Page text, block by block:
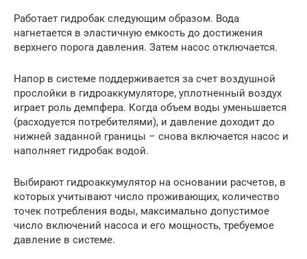
Работает гидробак следующим образом. Вода
нагнетается в эластичную емкость до достижения
верхнего порога давления. Затем насос отключается.
Напор в системе поддерживается за счет воздушной
прослойки в гидроаккумуляторе, уплотненный воздух
играет роль демпфера. Когда объем воды уменьшается
(расходуется потребителями), и давление доходит до
нижней заданной границы – снова включается насос и
наполняет гидробак водой.
Выбирают гидроаккумулятор на основании расчетов, в
которых учитывают число проживающих, количество
точек потребления воды, максимально допустимое
число включений насоса и его мощность, требуемое
давление в системе.